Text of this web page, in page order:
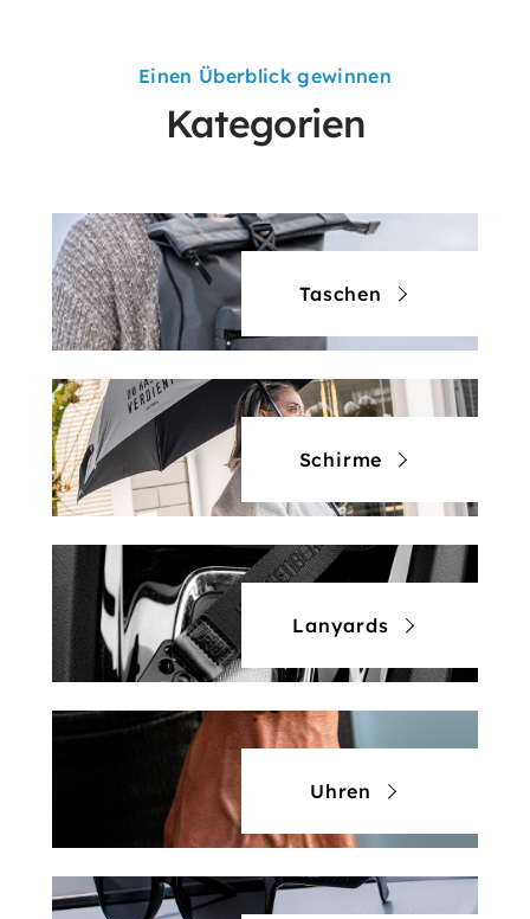
Einen Überblick gewinnen
Kategorien
Taschen
Schirme
Lanyards
Uhren